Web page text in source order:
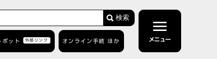
検索
ボット 外部リンク オンライン手続 ほか メニュー